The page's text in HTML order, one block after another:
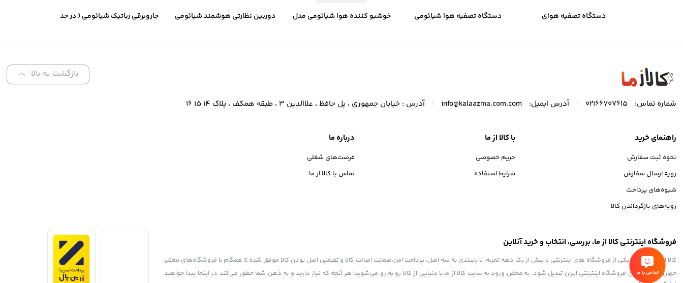
دستگاه تصفیه هوای
دستگاه تصفیه هوا شیائومی
خوشبو کننده هوا شیائومی مدل
دوربین نظارتی هوشمند شیائومی
جاروبرقی رباتیک شیائومی ( در حد
بازگشت به بالا
شماره تماس: 02166707615 آدرس ایمیل: info@kalaazma.com.com آدرس : خیابان جمهوری ، پل حافظ ، علاالدین 3 ، طبقه همکف ، پلاک 14 15 16
راهنمای خرید
نحوه ثبت سفارش
رویه ارسال سفارش
شیوه‌های پرداخت
رویه‌های بازگرداندن کالا
با کالا از ما
حریم خصوصی
شرایط استفاده
درباره ما
فرصت‌های شغلی
تماس با کالا از ما
فروشگاه اینترنتی کالا از ما، بررسی، انتخاب و خرید آنلاین
کالا از ما به عنوان یکی از فروشگاه های اینترنتی با بیش از یک دهه تجربه، با پایبندی به سه اصل، پرداخت امن،ضمانت اصالت کالا و تضمین اصل‌ بودن کالا موفق شده تا همگام با فروشگاه‌های معتبر
جهان، به بزرگ‌ترین فروشگاه اینترنتی ایران تبدیل شود. به محض ورود به سایت کالا از ما با دنیایی از کالا رو به رو می‌شوید! هر آنچه که نیاز دارید و به ذهن شما خطور می‌کند در اینجا پیدا خواهید
تماس با ما